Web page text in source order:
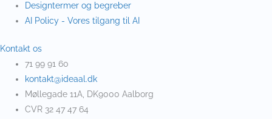
Designtermer og begreber
AI Policy - Vores tilgang til AI
Kontakt os
71 99 91 60
kontakt@ideaal.dk
Møllegade 11A, DK9000 Aalborg
CVR 32 47 47 64